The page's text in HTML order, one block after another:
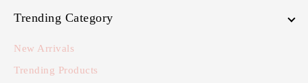
Trending Category
New Arrivals
Trending Products